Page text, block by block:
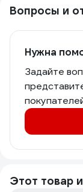
Вопросы и
Нужна
Задайте
Этот товар